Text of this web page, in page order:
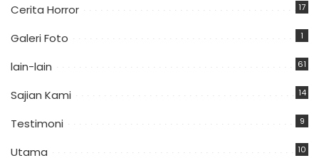
Cerita Horror 17
Galeri Foto 1
lain-lain 61
Sajian Kami 14
Testimoni 9
Utama 10